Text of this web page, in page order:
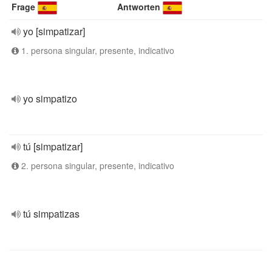
Frage Antworten
yo [simpatizar]
1. persona singular, presente, indicativo
yo simpatizo
tú [simpatizar]
2. persona singular, presente, indicativo
tú simpatizas